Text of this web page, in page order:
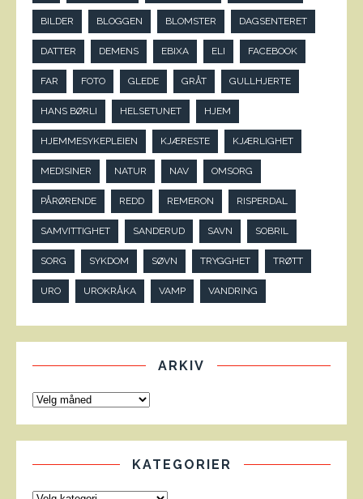
BILDER BLOGGEN BLOMSTER DAGSENTERET
DATTER DEMENS EBIXA ELI FACEBOOK
FAR FOTO GLEDE GRÅT GULLHJERTE
HANS BØRLI HELSETUNET HJEM
HJEMMESYKEPLEIEN KJÆRESTE KJÆRLIGHET
MEDISINER NATUR NAV OMSORG
PÅRØRENDE REDD REMERON RISPERDAL
SAMVITTIGHET SANDERUD SAVN SOBRIL
SORG SYKDOM SØVN TRYGGHET TRØTT
URO UROKRÅKA VAMP VANDRING
ARKIV
KATEGORIER